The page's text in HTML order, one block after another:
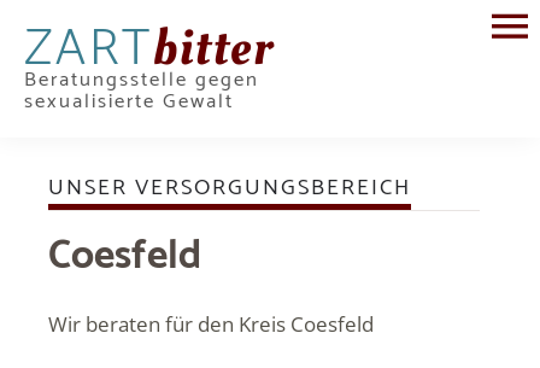
ZARTbitter
Beratungsstelle gegen
sexualisierte Gewalt
UNSER VERSORGUNGSBEREICH
Coesfeld
Wir beraten für den Kreis Coesfeld